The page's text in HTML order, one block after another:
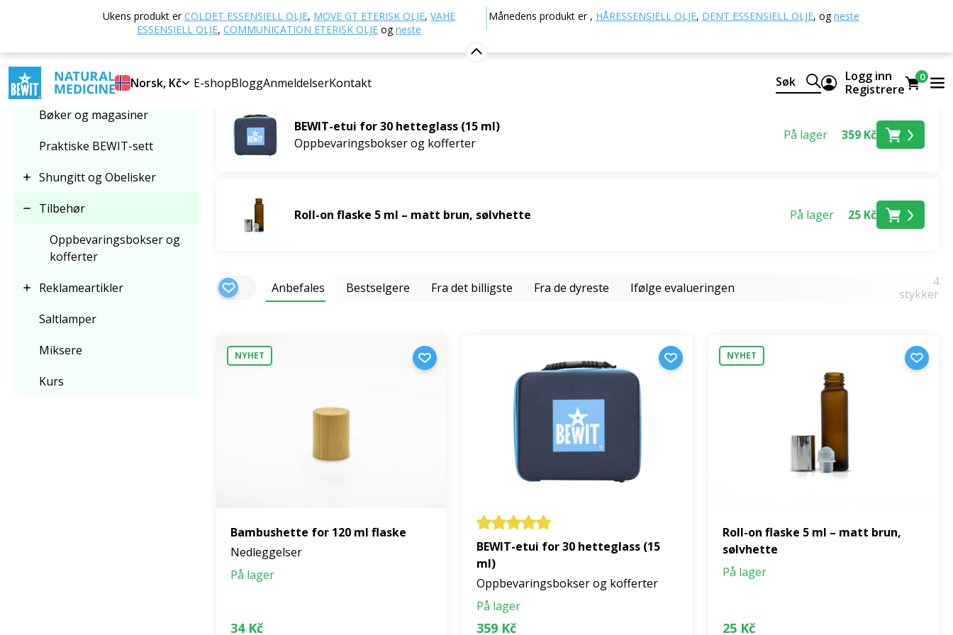
Ukens produkt erCOLDET ESSENSIELL OLJE, MOVE GT ETERISK OLJE, VAHE
ESSENSIELL OLJE, COMMUNICATION ETERISK OLJE ogneste
Månedens produkt er , HÅRESSENSIELL OLJE, DENT ESSENSIELL OLJE, ogneste
Norsk, Kč E-shopBloggAnmeldelserKontakt Søk
Logg inn
Registrere
0
Tilbehør
Bøker og magasiner
Praktiske BEWIT-sett
Shungitt og Obelisker
Tilbehør
Oppbevaringsbokser og
kofferter
Reklameartikler
Saltlamper
Miksere
Kurs
Tilbehør
Bestselgere
BEWIT-etui for 30 hetteglass (15 ml)
Oppbevaringsbokser og kofferter
På lager 359 Kč
Roll-on flaske 5 ml – matt brun, sølvhette På lager 25 Kč
Anbefales Bestselgere Fra det billigste Fra de dyreste Ifølge evalueringen
4
stykker
NYHET
Bambushette for 120 ml flaske
Nedleggelser
På lager
34 Kč
BEWIT-etui for 30 hetteglass (15
ml)
Oppbevaringsbokser og kofferter
På lager
359 Kč
NYHET
Roll-on flaske 5 ml – matt brun,
sølvhette
På lager
25 Kč